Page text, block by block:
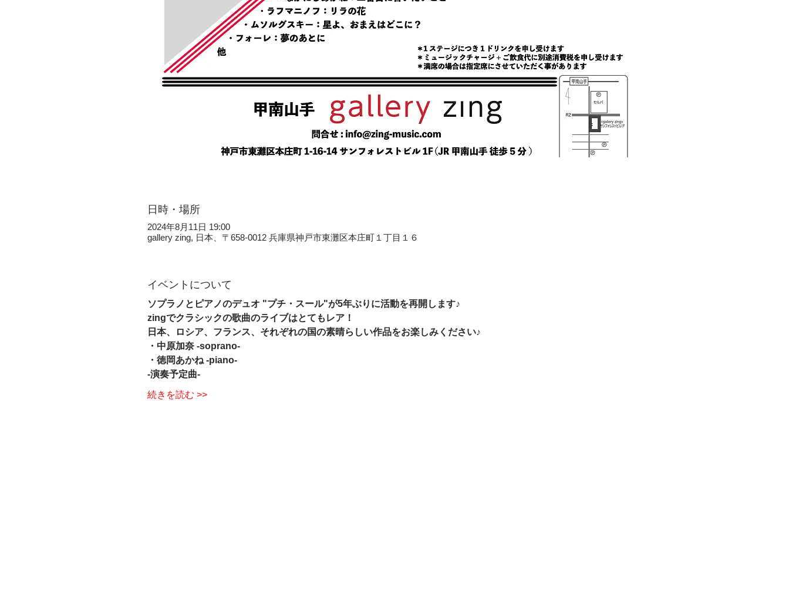
日時・場所
2024年8月11日 19:00
gallery zing, 日本、〒658-0012 兵庫県神戸市東灘区本庄町１丁目１６
イベントについて
ソプラノとピアノのデュオ "プチ・スール"が5年ぶりに活動を再開します♪
zingでクラシックの歌曲のライブはとてもレア！
日本、ロシア、フランス、それぞれの国の素晴らしい作品をお楽しみください♪
・中原加奈 -soprano-
・徳岡あかね -piano-
-演奏予定曲-
続きを読む >>